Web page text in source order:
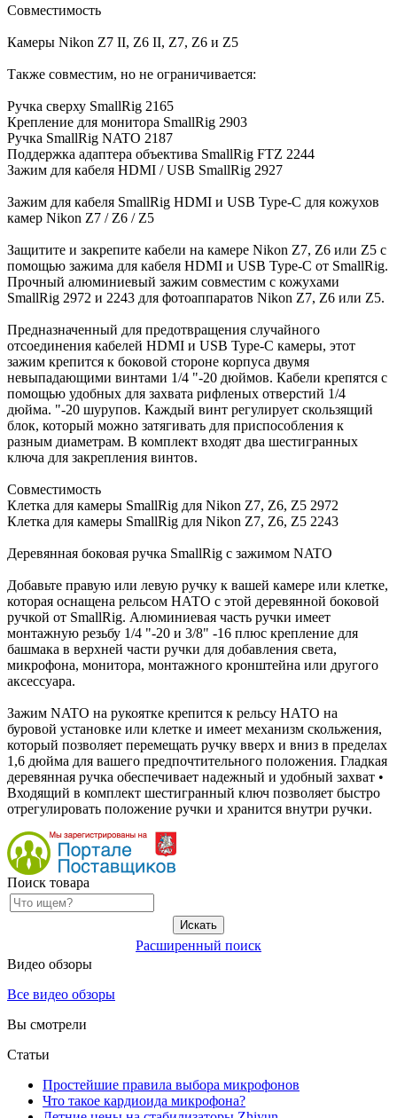
Совместимость
Камеры Nikon Z7 II, Z6 II, Z7, Z6 и Z5
Также совместим, но не ограничивается:
Ручка сверху SmallRig 2165
Крепление для монитора SmallRig 2903
Ручка SmallRig NATO 2187
Поддержка адаптера объектива SmallRig FTZ 2244
Зажим для кабеля HDMI / USB SmallRig 2927
Зажим для кабеля SmallRig HDMI и USB Type-C для кожухов
камер Nikon Z7 / Z6 / Z5
Защитите и закрепите кабели на камере Nikon Z7, Z6 или Z5 с
помощью зажима для кабеля HDMI и USB Type-C от SmallRig.
Прочный алюминиевый зажим совместим с кожухами
SmallRig 2972 ​​и 2243 для фотоаппаратов Nikon Z7, Z6 или Z5.
Предназначенный для предотвращения случайного
отсоединения кабелей HDMI и USB Type-C камеры, этот
зажим крепится к боковой стороне корпуса двумя
невыпадающими винтами 1/4 "-20 дюймов. Кабели крепятся с
помощью удобных для захвата рифленых отверстий 1/4
дюйма. "-20 шурупов. Каждый винт регулирует скользящий
блок, который можно затягивать для приспособления к
разным диаметрам. В комплект входят два шестигранных
ключа для закрепления винтов.
Совместимость
Клетка для камеры SmallRig для Nikon Z7, Z6, Z5 2972
Клетка для камеры SmallRig для Nikon Z7, Z6, Z5 2243
Деревянная боковая ручка SmallRig с зажимом NATO
Добавьте правую или левую ручку к вашей камере или клетке,
которая оснащена рельсом НАТО с этой деревянной боковой
ручкой от SmallRig. Алюминиевая часть ручки имеет
монтажную резьбу 1/4 "-20 и 3/8" -16 плюс крепление для
башмака в верхней части ручки для добавления света,
микрофона, монитора, монтажного кронштейна или другого
аксессуара.
Зажим NATO на рукоятке крепится к рельсу НАТО на
буровой установке или клетке и имеет механизм скольжения,
который позволяет перемещать ручку вверх и вниз в пределах
1,6 дюйма для вашего предпочтительного положения. Гладкая
деревянная ручка обеспечивает надежный и удобный захват •
Входящий в комплект шестигранный ключ позволяет быстро
отрегулировать положение ручки и хранится внутри ручки.
Поиск товара
Расширенный поиск
Видео обзоры
Все видео обзоры
Вы смотрели
Статьи
Простейшие правила выбора микрофонов
Что такое кардиоида микрофона?